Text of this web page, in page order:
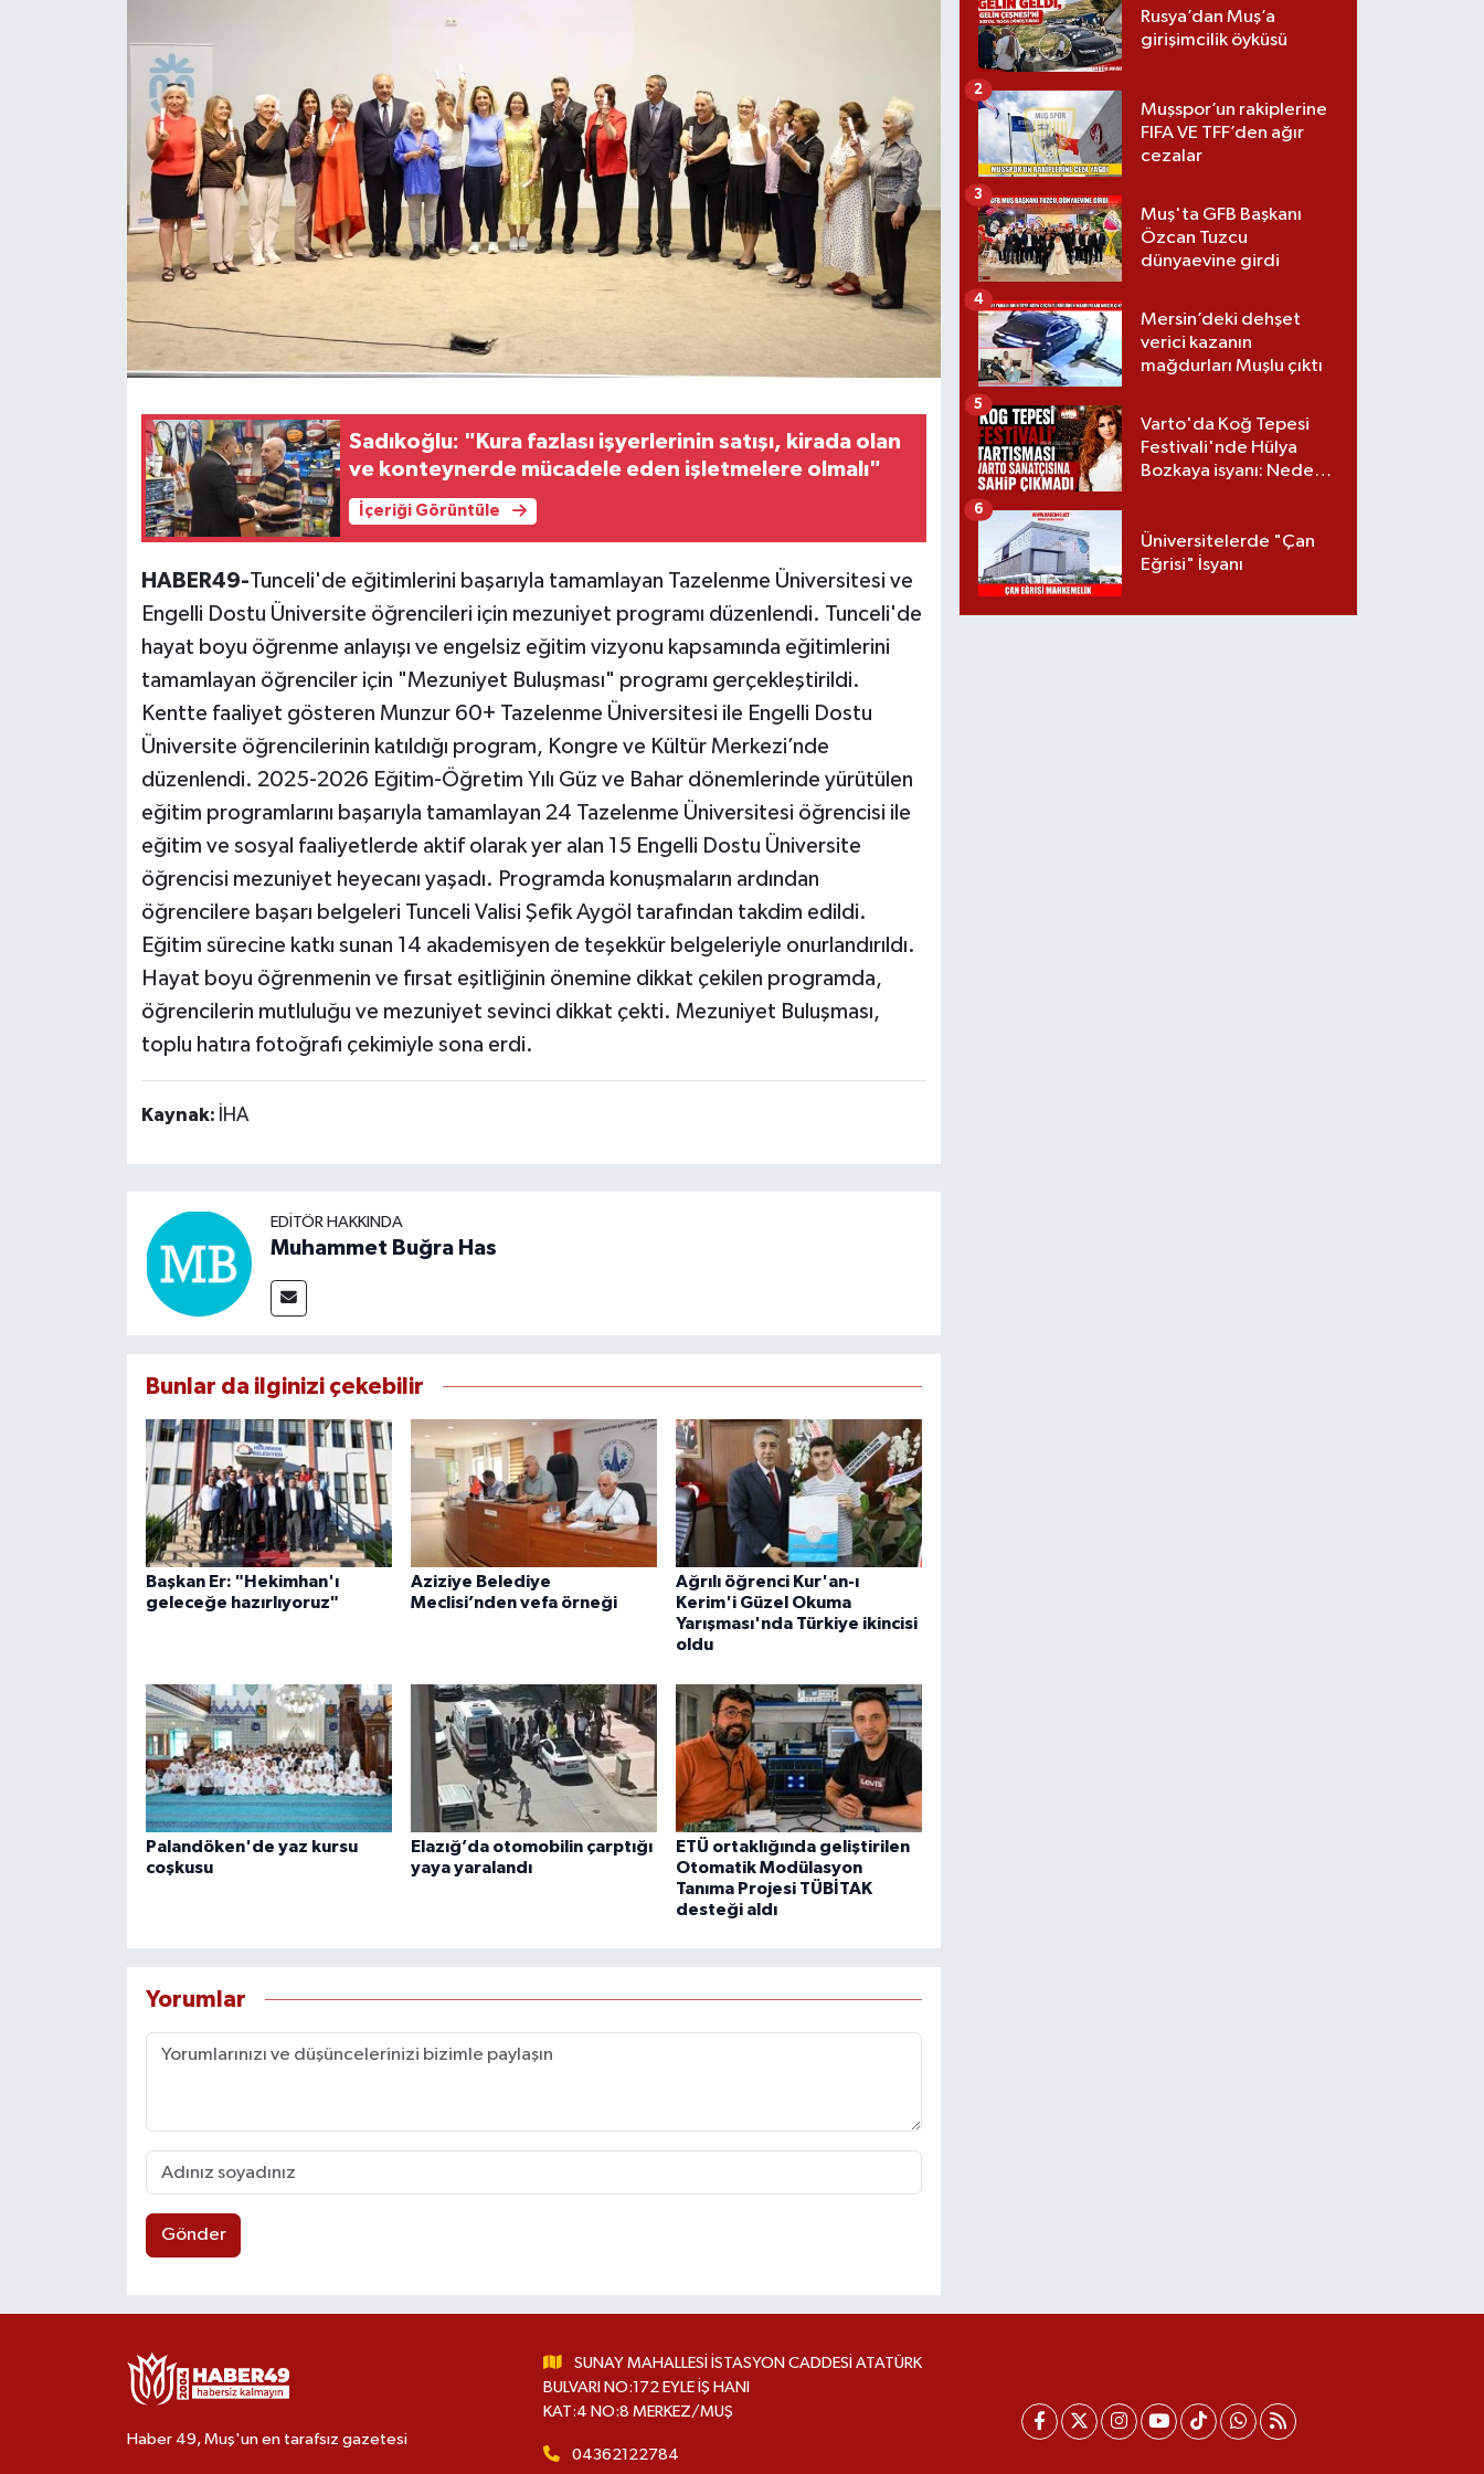
Sadıkoğlu: "Kura fazlası işyerlerinin satışı, kirada olan
ve konteynerde mücadele eden işletmelere olmalı"
İçeriği Görüntüle
HABER49-Tunceli'de eğitimlerini başarıyla tamamlayan Tazelenme Üniversitesi ve
Engelli Dostu Üniversite öğrencileri için mezuniyet programı düzenlendi. Tunceli'de
hayat boyu öğrenme anlayışı ve engelsiz eğitim vizyonu kapsamında eğitimlerini
tamamlayan öğrenciler için "Mezuniyet Buluşması" programı gerçekleştirildi.
Kentte faaliyet gösteren Munzur 60+ Tazelenme Üniversitesi ile Engelli Dostu
Üniversite öğrencilerinin katıldığı program, Kongre ve Kültür Merkezi’nde
düzenlendi. 2025-2026 Eğitim-Öğretim Yılı Güz ve Bahar dönemlerinde yürütülen
eğitim programlarını başarıyla tamamlayan 24 Tazelenme Üniversitesi öğrencisi ile
eğitim ve sosyal faaliyetlerde aktif olarak yer alan 15 Engelli Dostu Üniversite
öğrencisi mezuniyet heyecanı yaşadı. Programda konuşmaların ardından
öğrencilere başarı belgeleri Tunceli Valisi Şefik Aygöl tarafından takdim edildi.
Eğitim sürecine katkı sunan 14 akademisyen de teşekkür belgeleriyle onurlandırıldı.
Hayat boyu öğrenmenin ve fırsat eşitliğinin önemine dikkat çekilen programda,
öğrencilerin mutluluğu ve mezuniyet sevinci dikkat çekti. Mezuniyet Buluşması,
toplu hatıra fotoğrafı çekimiyle sona erdi.
Kaynak: İHA
EDITÖR HAKKINDA
Muhammet Buğra Has
Bunlar da ilginizi çekebilir
Başkan Er: "Hekimhan'ı
geleceğe hazırlıyoruz"
Aziziye Belediye
Meclisi’nden vefa örneği
Ağrılı öğrenci Kur'an-ı
Kerim'i Güzel Okuma
Yarışması'nda Türkiye ikincisi
oldu
Palandöken'de yaz kursu
coşkusu
Elazığ’da otomobilin çarptığı
yaya yaralandı
ETÜ ortaklığında geliştirilen
Otomatik Modülasyon
Tanıma Projesi TÜBİTAK
desteği aldı
Yorumlar
Gönder
Rusya’dan Muş’a
girişimcilik öyküsü
Muşspor’un rakiplerine
FIFA VE TFF’den ağır
cezalar
2
Muş'ta GFB Başkanı
Özcan Tuzcu
dünyaevine girdi
3
Mersin’deki dehşet
verici kazanın
mağdurları Muşlu çıktı
4
Varto'da Koğ Tepesi
Festivali'nde Hülya
Bozkaya isyanı: Neden
5
Üniversitelerde "Çan
Eğrisi" İsyanı
6
Haber 49, Muş'un en tarafsız gazetesi
SUNAY MAHALLESİ İSTASYON CADDESİ ATATÜRK
BULVARI NO:172 EYLE İŞ HANI
KAT:4 NO:8 MERKEZ/MUŞ
04362122784
Kültür Sanat
Bulanık
Malazgirt